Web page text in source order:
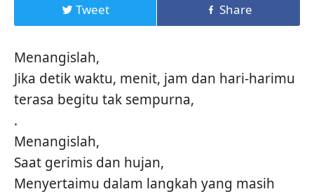
Tweet Share
Menangislah,
Jika detik waktu, menit, jam dan hari-harimu
terasa begitu tak sempurna,
.
Menangislah,
Saat gerimis dan hujan,
Menyertaimu dalam langkah yang masih